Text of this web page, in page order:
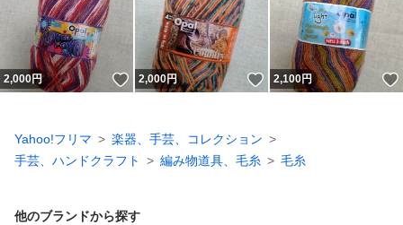
2,000円 いいね！
2,000円 いいね！
2,100円
Yahoo!フリマ
楽器、手芸、コレクション
手芸、ハンドクラフト
編み物道具、毛糸 毛糸
他のブランドから探す